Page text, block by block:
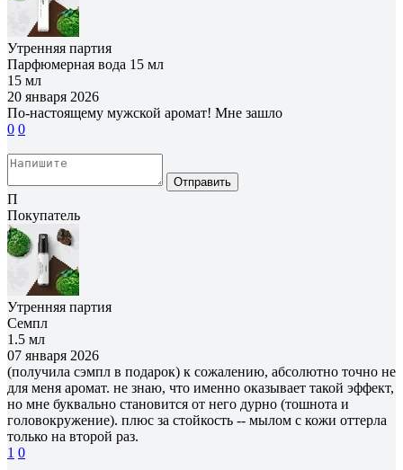
Утренняя партия
Парфюмерная вода 15 мл
15 мл
20 января 2026
По-настоящему мужской аромат! Мне зашло
0 0
Отправить
П
Покупатель
Утренняя партия
Семпл
1.5 мл
07 января 2026
(получила сэмпл в подарок) к сожалению, абсолютно точно не
для меня аромат. не знаю, что именно оказывает такой эффект,
но мне буквально становится от него дурно (тошнота и
головокружение). плюс за стойкость -- мылом с кожи оттерла
только на второй раз.
1 0